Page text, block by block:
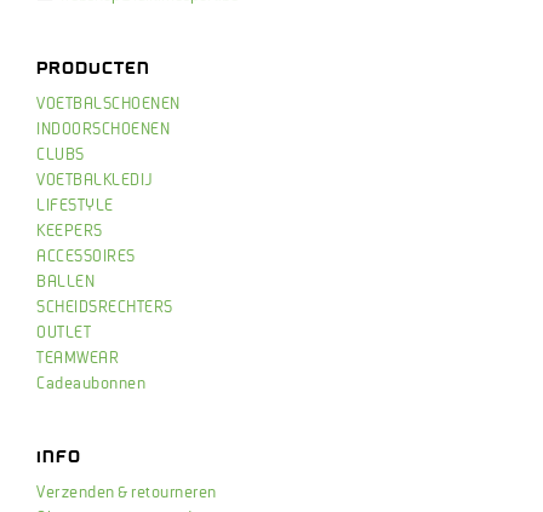
PRODUCTEN
VOETBALSCHOENEN
INDOORSCHOENEN
CLUBS
VOETBALKLEDIJ
LIFESTYLE
KEEPERS
ACCESSOIRES
BALLEN
SCHEIDSRECHTERS
OUTLET
TEAMWEAR
Cadeaubonnen
INFO
Verzenden & retourneren